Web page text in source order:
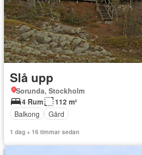
Slå upp
Sorunda, Stockholm
4 Rum
112 m²
Balkong
Gård
1 dag + 16 timmar sedan